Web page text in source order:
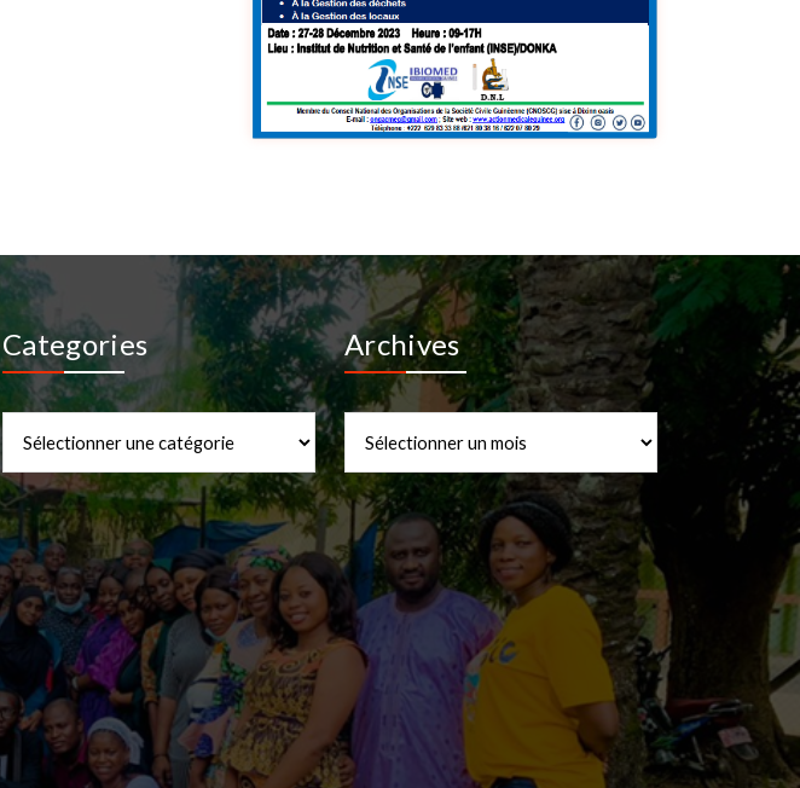
Categories
Categories
Archives
Archives